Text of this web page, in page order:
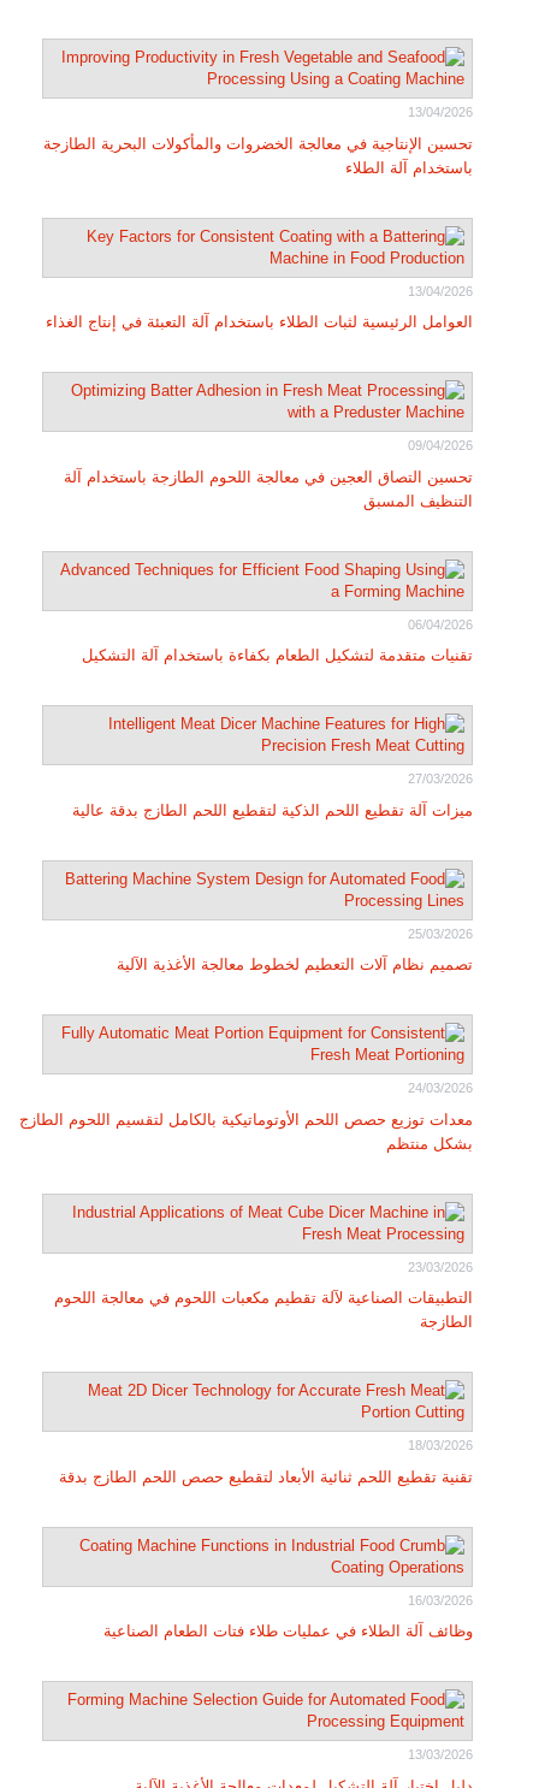
13/04/2026
تحسين الإنتاجية في معالجة الخضروات والمأكولات البحرية الطازجة
باستخدام آلة الطلاء
13/04/2026
العوامل الرئيسية لثبات الطلاء باستخدام آلة التعبئة في إنتاج الغذاء
09/04/2026
تحسين التصاق العجين في معالجة اللحوم الطازجة باستخدام آلة
التنظيف المسبق
06/04/2026
تقنيات متقدمة لتشكيل الطعام بكفاءة باستخدام آلة التشكيل
27/03/2026
ميزات آلة تقطيع اللحم الذكية لتقطيع اللحم الطازج بدقة عالية
25/03/2026
تصميم نظام آلات التعطيم لخطوط معالجة الأغذية الآلية
24/03/2026
معدات توزيع حصص اللحم الأوتوماتيكية بالكامل لتقسيم اللحوم الطازج
بشكل منتظم
23/03/2026
التطبيقات الصناعية لآلة تقطيم مكعبات اللحوم في معالجة اللحوم
الطازجة
18/03/2026
تقنية تقطيع اللحم ثنائية الأبعاد لتقطيع حصص اللحم الطازج بدقة
16/03/2026
وظائف آلة الطلاء في عمليات طلاء فتات الطعام الصناعية
13/03/2026